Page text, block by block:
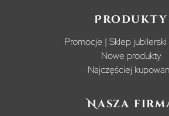
Produkty
Promocje | Sklep jubilerski
Nowe produkty
Najczęściej
Nasza